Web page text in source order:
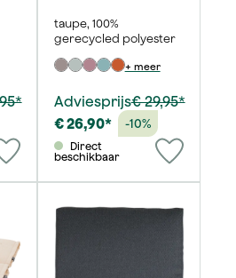
taupe, 100%
gerecycled polyester
+ meer
Adviesprijs€ 29,95*
€ 26,90*
-10%
beschikbaar